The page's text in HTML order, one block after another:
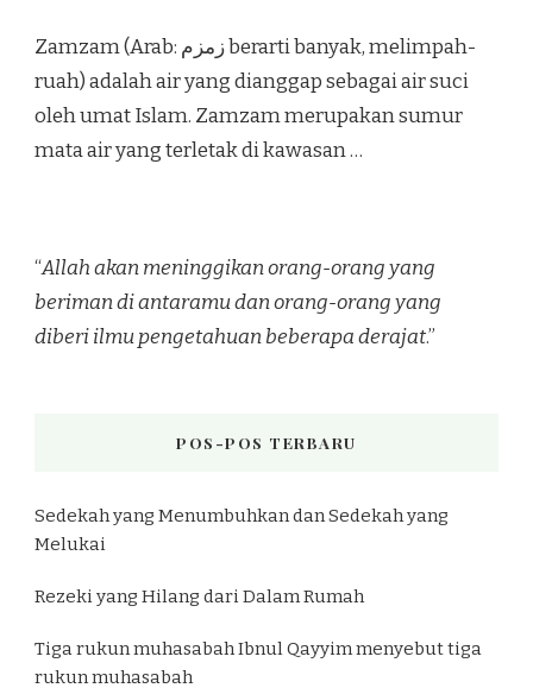
Zamzam (Arab: زمزم‎ berarti banyak, melimpah-
ruah) adalah air yang dianggap sebagai air suci
oleh umat Islam. Zamzam merupakan sumur
mata air yang terletak di kawasan …
“Allah akan meninggikan orang-orang yang
beriman di antaramu dan orang-orang yang
diberi ilmu pengetahuan beberapa derajat.”
POS-POS TERBARU
Sedekah yang Menumbuhkan dan Sedekah yang
Melukai
Rezeki yang Hilang dari Dalam Rumah
Tiga rukun muhasabah Ibnul Qayyim menyebut tiga
rukun muhasabah